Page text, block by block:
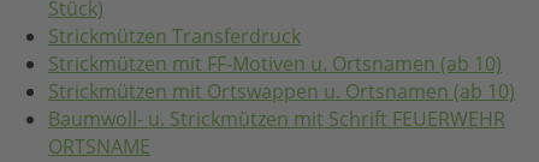
Stück)
Strickmützen Transferdruck
Strickmützen mit FF-Motiven u. Ortsnamen (ab 10)
Strickmützen mit Ortswappen u. Ortsnamen (ab 10)
Baumwoll- u. Strickmützen mit Schrift FEUERWEHR
ORTSNAME